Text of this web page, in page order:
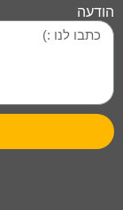
הודעה